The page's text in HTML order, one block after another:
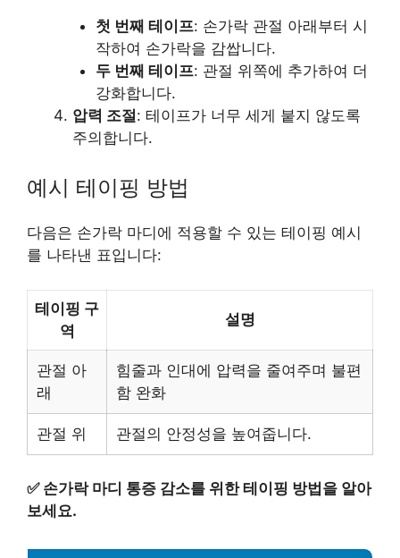
첫 번째 테이프: 손가락 관절 아래부터 시
작하여 손가락을 감쌉니다.
두 번째 테이프: 관절 위쪽에 추가하여 더
강화합니다.
압력 조절: 테이프가 너무 세게 붙지 않도록
주의합니다.
예시 테이핑 방법
다음은 손가락 마디에 적용할 수 있는 테이핑 예시
를 나타낸 표입니다:
테이핑 구
역
설명
관절 아
래
힘줄과 인대에 압력을 줄여주며 불편
함 완화
관절 위 관절의 안정성을 높여줍니다.
✅ 손가락 마디 통증 감소를 위한 테이핑 방법을 알아
보세요.